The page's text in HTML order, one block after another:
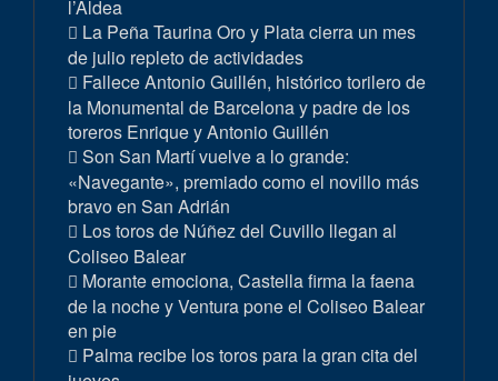
l’Aldea
La Peña Taurina Oro y Plata cierra un mes
de julio repleto de actividades
Fallece Antonio Guillén, histórico torilero de
la Monumental de Barcelona y padre de los
toreros Enrique y Antonio Guillén
Son San Martí vuelve a lo grande:
«Navegante», premiado como el novillo más
bravo en San Adrián
Los toros de Núñez del Cuvillo llegan al
Coliseo Balear
Morante emociona, Castella firma la faena
de la noche y Ventura pone el Coliseo Balear
en pie
Palma recibe los toros para la gran cita del